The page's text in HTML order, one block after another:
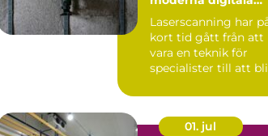
Laserscanning har
kort tid gått från att
vara en teknik för
specialister till att bli
01. jul